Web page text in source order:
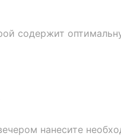
содержит
нанесите